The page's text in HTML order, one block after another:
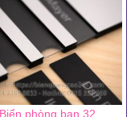
Biển phòng ban 32